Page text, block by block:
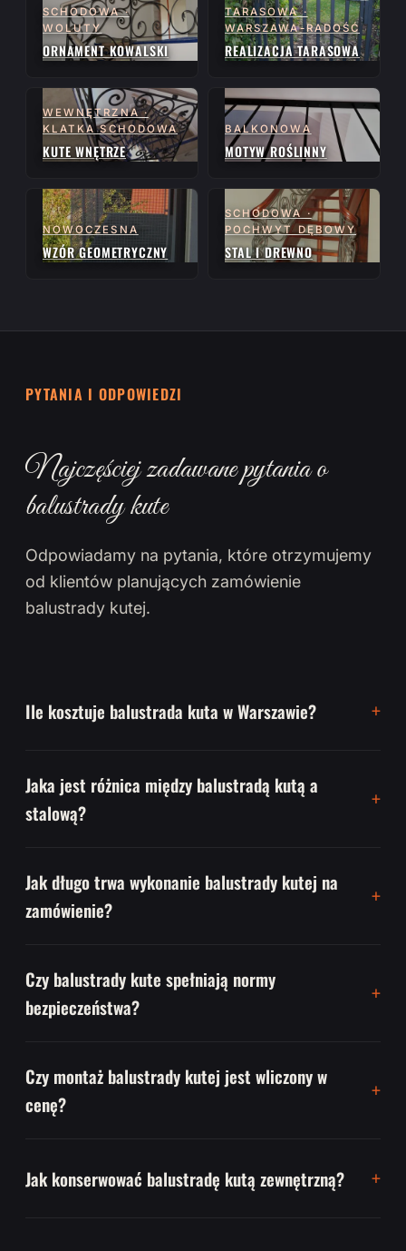
SCHODOWA ·
WOLUTY
ORNAMENT KOWALSKI
TARASOWA ·
WARSZAWA-RADOŚĆ
REALIZACJA TARASOWA
WEWNĘTRZNA ·
KLATKA SCHODOWA
KUTE WNĘTRZE
BALKONOWA
MOTYW ROŚLINNY
NOWOCZESNA
WZÓR GEOMETRYCZNY
SCHODOWA ·
POCHWYT DĘBOWY
STAL I DREWNO
PYTANIA I ODPOWIEDZI
Najczęściej zadawane pytania o
balustrady kute
Odpowiadamy na pytania, które otrzymujemy
od klientów planujących zamówienie
balustrady kutej.
Ile kosztuje balustrada kuta w Warszawie?
Jaka jest różnica między balustradą kutą a
stalową?
Jak długo trwa wykonanie balustrady kutej na
zamówienie?
Czy balustrady kute spełniają normy
bezpieczeństwa?
Czy montaż balustrady kutej jest wliczony w
cenę?
Jak konserwować balustradę kutą zewnętrzną?